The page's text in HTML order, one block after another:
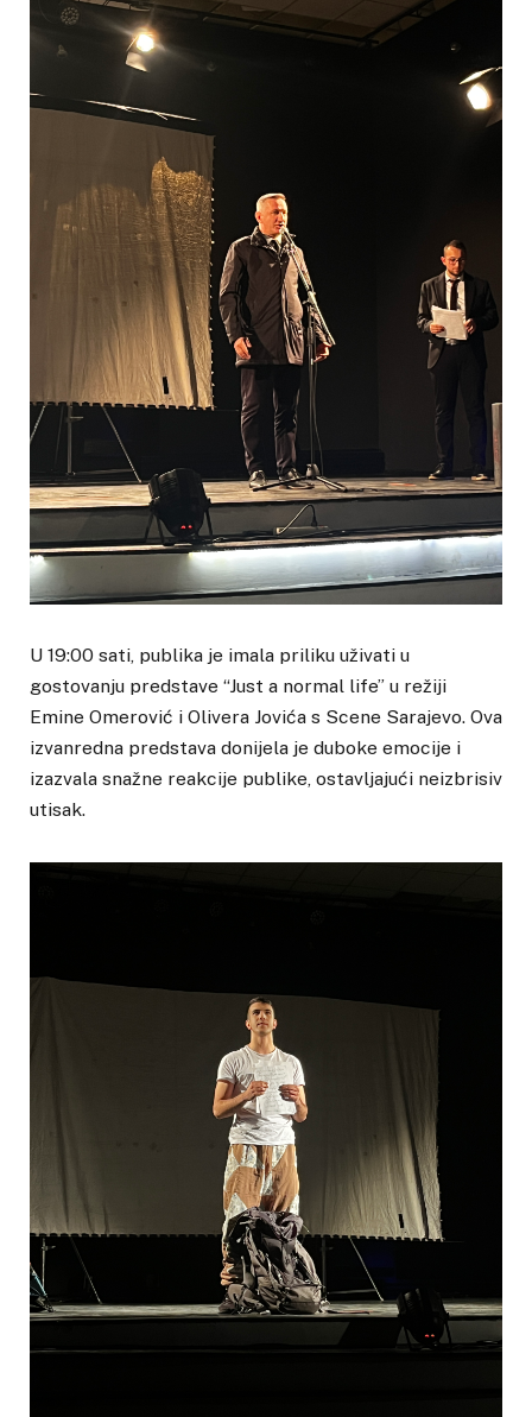
U 19:00 sati, publika je imala priliku uživati u
gostovanju predstave “Just a normal life” u režiji
Emine Omerović i Olivera Jovića s Scene Sarajevo. Ova
izvanredna predstava donijela je duboke emocije i
izazvala snažne reakcije publike, ostavljajući neizbrisiv
utisak.